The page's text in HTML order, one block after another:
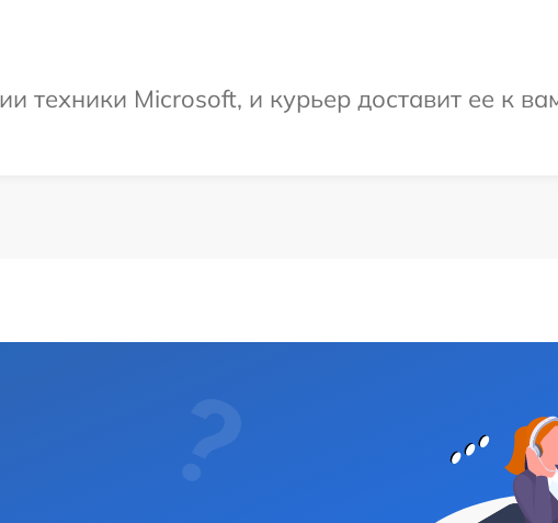
Microsoft, и курьер доставит ее к